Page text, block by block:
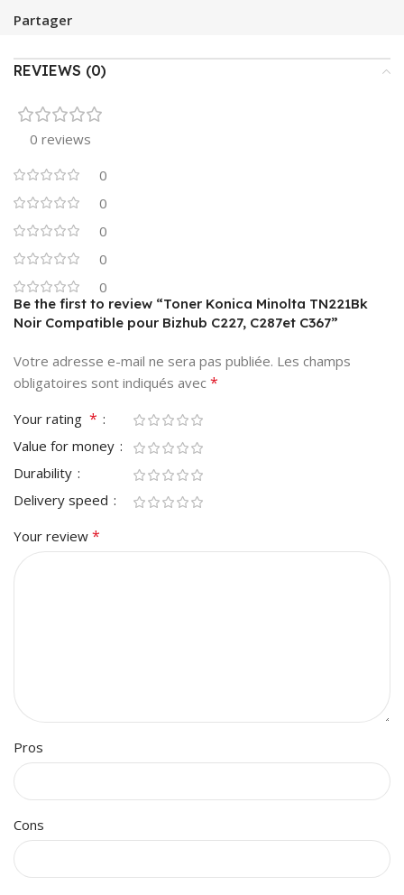
Partager
REVIEWS (0)
0 reviews
0
0
0
0
0
Be the first to review “Toner Konica Minolta TN221Bk
Noir Compatible pour Bizhub C227, C287et C367”
Votre adresse e-mail ne sera pas publiée. Les champs
obligatoires sont indiqués avec *
Your rating *
Value for money
Durability
Delivery speed
Your review *
Pros
Cons